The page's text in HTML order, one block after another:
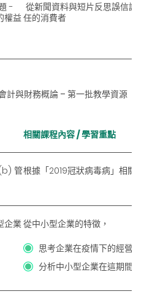
-
權益
從新聞資料與短片反思誤信謠
任的消費者
計與財務概論 – 第一批教學資源
相關課程內容 / 學習重點
管根據「2019冠狀病毒病」相關
企業從中小型企業的特徵，
思考企業在疫情下的經營狀
分析中小型企業在這期間